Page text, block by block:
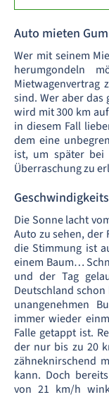
Auto mieten
Wer mit seinem
herumgondeln
sind. Wer aber das
wird mit 300 km
in diesem Fall
dem eine
ist, um später bei
Überraschung zu
Die Sonne lacht
Auto zu sehen, der
die Stimmung ist
einem Baum…
und der Tag
Deutschland
unangenehmen
immer wieder
Falle getappt ist.
der nur bis zu 20
zähneknirschend
kann. Doch
von 21 km/h